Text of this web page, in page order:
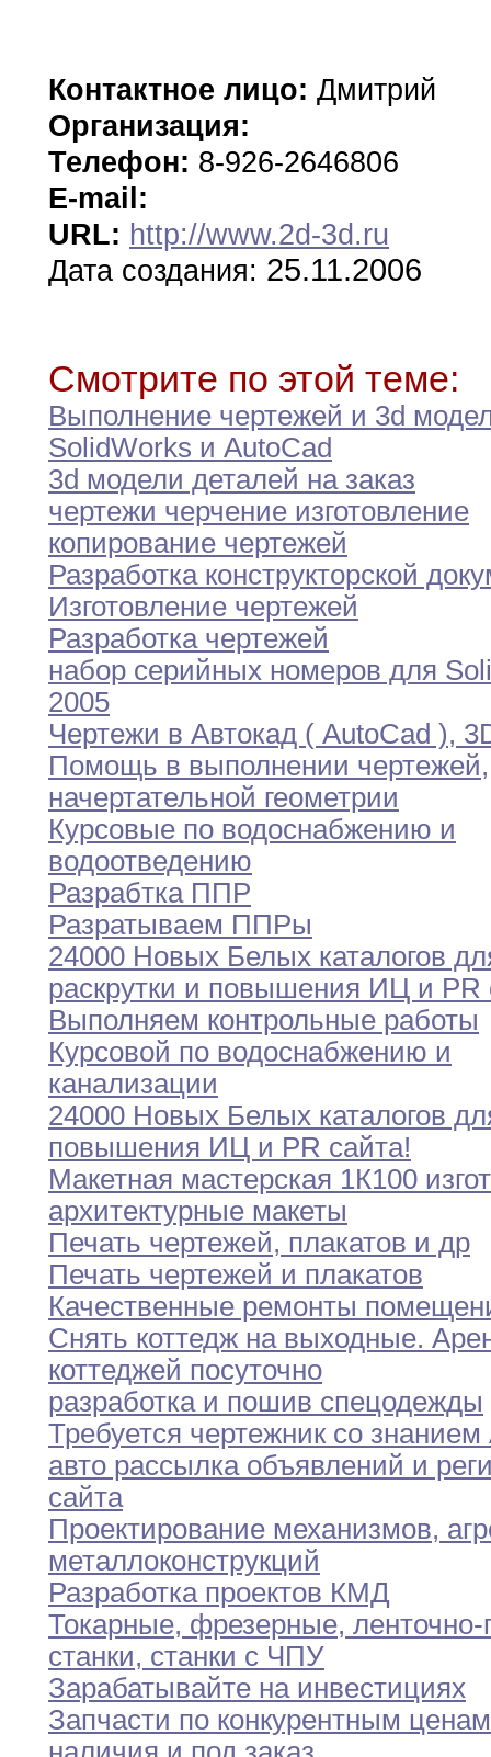
Контактное лицо: Дмитрий
Организация:
Телефон: 8-926-2646806
E-mail:
URL: http://www.2d-3d.ru
Дата создания: 25.11.2006
Смотрите по этой теме:
Выполнение чертежей и 3d
SolidWorks и AutoCad
3d модели деталей на заказ
чертежи черчение изготовление
копирование чертежей
Разработка конструкторской
Изготовление чертежей
Разработка чертежей
набор серийных номеров для
2005
Чертежи в Автокад ( AutoCad ),
Помощь в выполнении чертежей,
начертательной геометрии
Курсовые по водоснабжению и
водоотведению
Разрабтка ППР
Разратываем ППРы
24000 Новых Белых каталогов
раскрутки и повышения ИЦ и PR
Выполняем контрольные работы
Курсовой по водоснабжению и
канализации
24000 Новых Белых каталогов
повышения ИЦ и PR сайта!
Макетная мастерская 1К100
архитектурные макеты
Печать чертежей, плакатов и др
Печать чертежей и плакатов
Качественные ремонты
Снять коттедж на выходные.
коттеджей посуточно
разработка и пошив спецодежды
Требуется чертежник со знанием
авто рассылка объявлений и
сайта
Проектирование механизмов,
металлоконструкций
Разработка проектов КМД
Токарные, фрезерные,
станки, станки с ЧПУ
Зарабатывайте на инвестициях
Запчасти по конкурентным